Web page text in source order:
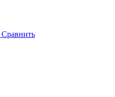
Сравнить